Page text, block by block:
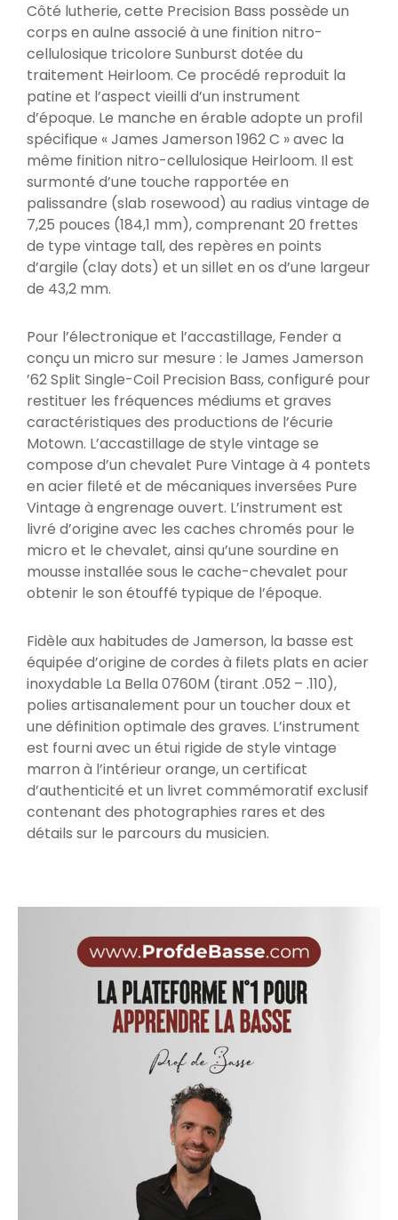
Côté lutherie, cette Precision Bass possède un
corps en aulne associé à une finition nitro-
cellulosique tricolore Sunburst dotée du
traitement Heirloom. Ce procédé reproduit la
patine et l’aspect vieilli d’un instrument
d’époque. Le manche en érable adopte un profil
spécifique « James Jamerson 1962 C » avec la
même finition nitro-cellulosique Heirloom. Il est
surmonté d’une touche rapportée en
palissandre (slab rosewood) au radius vintage de
7,25 pouces (184,1 mm), comprenant 20 frettes
de type vintage tall, des repères en points
d’argile (clay dots) et un sillet en os d’une largeur
de 43,2 mm.
Pour l’électronique et l’accastillage, Fender a
conçu un micro sur mesure : le James Jamerson
’62 Split Single-Coil Precision Bass, configuré pour
restituer les fréquences médiums et graves
caractéristiques des productions de l’écurie
Motown. L’accastillage de style vintage se
compose d’un chevalet Pure Vintage à 4 pontets
en acier fileté et de mécaniques inversées Pure
Vintage à engrenage ouvert. L’instrument est
livré d’origine avec les caches chromés pour le
micro et le chevalet, ainsi qu’une sourdine en
mousse installée sous le cache-chevalet pour
obtenir le son étouffé typique de l’époque.
Fidèle aux habitudes de Jamerson, la basse est
équipée d’origine de cordes à filets plats en acier
inoxydable La Bella 0760M (tirant .052 – .110),
polies artisanalement pour un toucher doux et
une définition optimale des graves. L’instrument
est fourni avec un étui rigide de style vintage
marron à l’intérieur orange, un certificat
d’authenticité et un livret commémoratif exclusif
contenant des photographies rares et des
détails sur le parcours du musicien.